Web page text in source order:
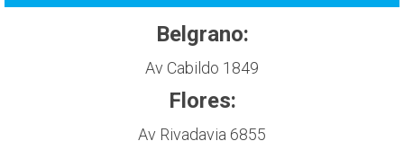
Belgrano:
Av Cabildo 1849
Flores:
Av Rivadavia 6855